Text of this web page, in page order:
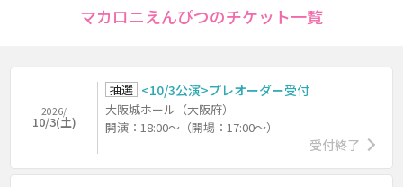
マカロニえんぴつのチケット一覧
2026/
10/3(土)
抽選 <10/3公演>プレオーダー受付
大阪城ホール（大阪府）
開演：18:00～（開場：17:00～）
受付終了